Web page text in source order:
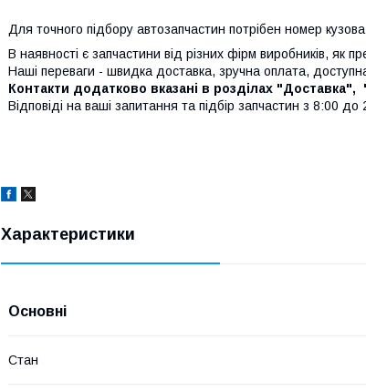
Для точного підбору автозапчастин потрібен номер
В наявності є запчастини від різних фірм виробників, як
Наші переваги - швидка доставка, зручна оплата,
Контакти додатково вказані в розділах
Відповіді на ваші запитання та підбір запчастин з 8:00
Характеристики
Основні
Стан